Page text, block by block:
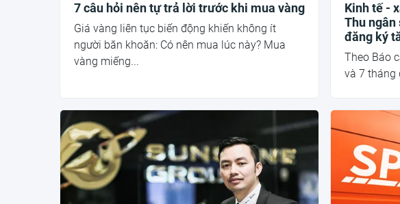
7 câu hỏi nên tự trả lời trước khi mua vàng
Giá vàng liên tục biến động khiến không ít
người băn khoăn: Có nên mua lúc này? Mua
vàng miếng...
Kinh tế -
Thu ngân
đăng ký
Theo Báo
và 7 tháng